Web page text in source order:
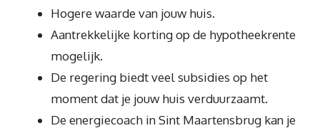
Hogere waarde van jouw huis.
Aantrekkelijke korting op de hypotheekrente
mogelijk.
De regering biedt veel subsidies op het
moment dat je jouw huis verduurzaamt.
De energiecoach in Sint Maartensbrug kan je